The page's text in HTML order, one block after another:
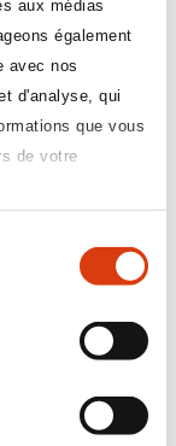
aux médias
également
avec nos
d'analyse, qui
que vous
de votre
processus
son